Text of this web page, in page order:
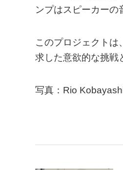
ンプはスピーカーの
このプロジェクトは
求した意欲的な挑戦
写真：Rio